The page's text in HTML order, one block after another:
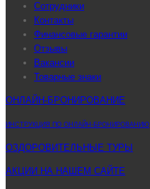
Сотрудники
Контакты
Финансовые гарантии
Отзывы
Вакансии
Товарные знаки
ОНЛАЙН-БРОНИРОВАНИЕ
ИНСТРУКЦИЯ ПО ОНЛАЙН-БРОНИРОВАНИЮ
ОЗДОРОВИТЕЛЬНЫЕ ТУРЫ
АКЦИИ НА НАШЕМ САЙТЕ